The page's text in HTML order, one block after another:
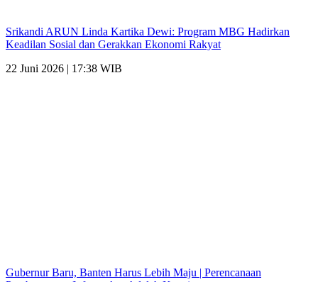
Srikandi ARUN Linda Kartika Dewi: Program MBG Hadirkan
Keadilan Sosial dan Gerakkan Ekonomi Rakyat
22 Juni 2026 | 17:38 WIB
Gubernur Baru, Banten Harus Lebih Maju | Perencanaan